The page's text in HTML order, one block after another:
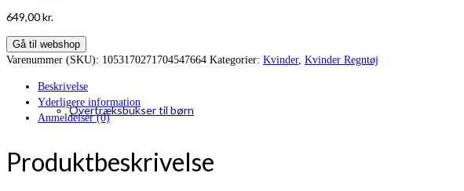
Overtræksbukser til børn
649,00kr.
Gå til webshop
Varenummer (SKU): 1053170271704547664 Kategorier: Kvinder, Kvinder Regntøj
Beskrivelse
Yderligere information
Anmeldelser (0)
Produktbeskrivelse